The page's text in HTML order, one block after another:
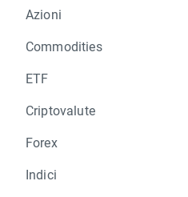
Azioni
Commodities
ETF
Criptovalute
Forex
Indici